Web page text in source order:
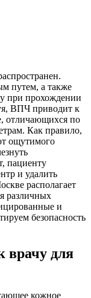
путем, а также
при прохождении
ВПЧ приводит к
отличающихся по
Как правило,
ощутимого
пациенту
и удалить
располагает
различных
и
безопасность
врачу для
кожное